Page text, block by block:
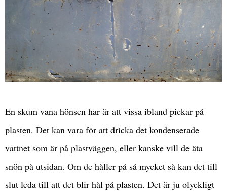
En skum vana hönsen har är att vissa ibland pickar på
plasten. Det kan vara för att dricka det kondenserade
vattnet som är på plastväggen, eller kanske vill de äta
snön på utsidan. Om de håller på så mycket så kan det till
slut leda till att det blir hål på plasten. Det är ju olyckligt